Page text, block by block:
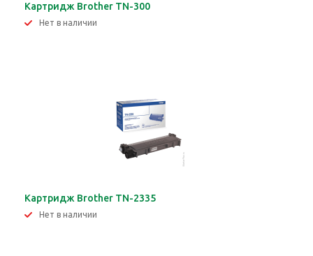
Картридж Brother TN-300
Нет в наличии
Картридж Brother TN-2335
Нет в наличии